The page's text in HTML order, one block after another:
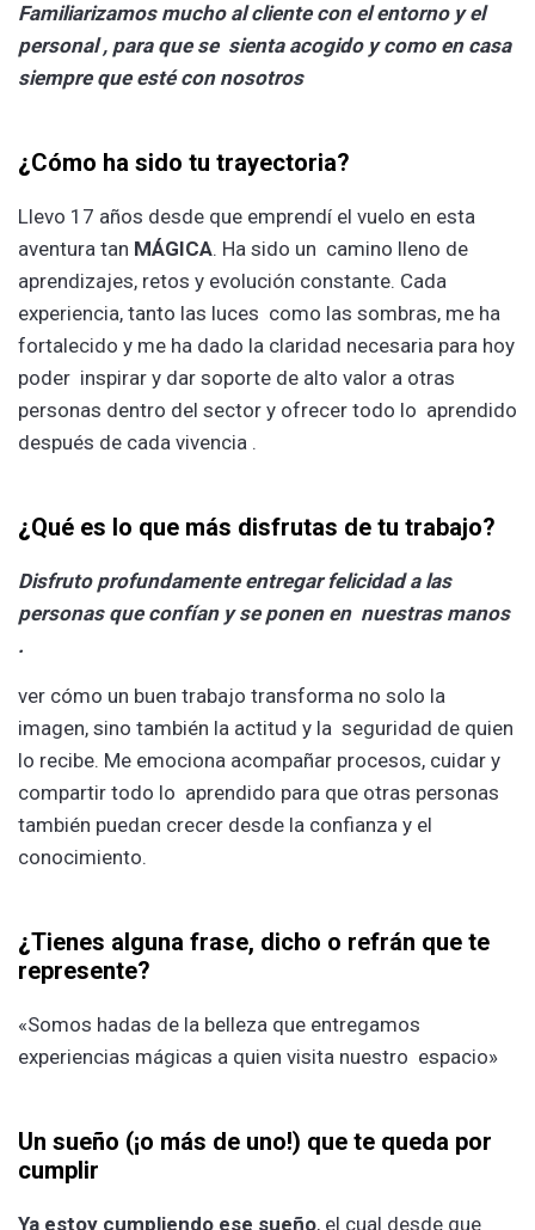
Familiarizamos mucho al cliente con el entorno y el
personal , para que se sienta acogido y como en casa
siempre que esté con nosotros
¿Cómo ha sido tu trayectoria?
Llevo 17 años desde que emprendí el vuelo en esta
aventura tan MÁGICA. Ha sido un camino lleno de
aprendizajes, retos y evolución constante. Cada
experiencia, tanto las luces como las sombras, me ha
fortalecido y me ha dado la claridad necesaria para hoy
poder inspirar y dar soporte de alto valor a otras
personas dentro del sector y ofrecer todo lo aprendido
después de cada vivencia .
¿Qué es lo que más disfrutas de tu trabajo?
Disfruto profundamente entregar felicidad a las
personas que confían y se ponen en nuestras manos
.
ver cómo un buen trabajo transforma no solo la
imagen, sino también la actitud y la seguridad de quien
lo recibe. Me emociona acompañar procesos, cuidar y
compartir todo lo aprendido para que otras personas
también puedan crecer desde la confianza y el
conocimiento.
¿Tienes alguna frase, dicho o refrán que te
represente?
«Somos hadas de la belleza que entregamos
experiencias mágicas a quien visita nuestro espacio»
Un sueño (¡o más de uno!) que te queda por
cumplir
Ya estoy cumpliendo ese sueño, el cual desde que